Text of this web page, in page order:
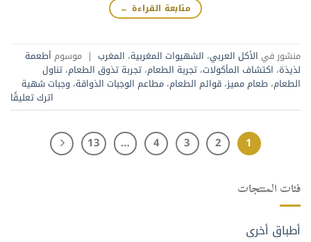
متابعة القراءة ←
منشور في الأكل العربي، الشهيوات المغربية، المغرب | موسوم أطعمة
لذيذة، اكتشاف المأكولات، تجربة الطعام، تجربة تذوق الطعام، تناول
الطعام، طعام مميز، قوائم الطعام، مطاعم الوجبات الذواقة، وجبات شهية
اترك تعليقًا
1
2
3
4
…
13
فئات المنتجات
أطباق أخرى